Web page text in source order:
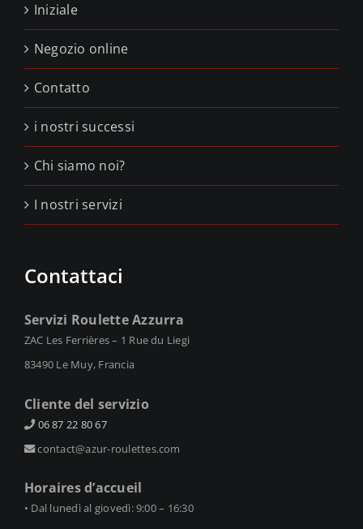
Iniziale
Negozio online
Contatto
i nostri successi
Chi siamo noi?
I nostri servizi
Contattaci
Servizi Roulette Azzurra
ZAC Les Ferrières – 1 Rue du Liegi
83490 Le Muy, Francia
Cliente del servizio
06 87 22 80 67
contact@azur-roulettes.com
Horaires d’accueil
• Dal lunedì al giovedì: 9:00 – 16:30